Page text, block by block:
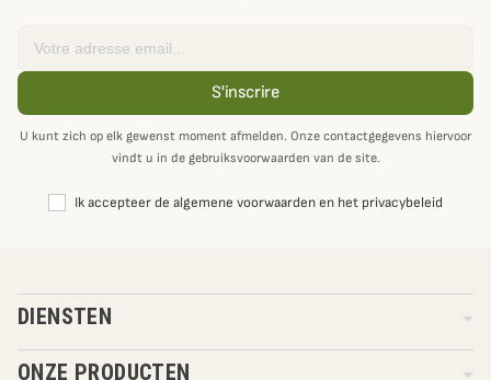
S'inscrire
U kunt zich op elk gewenst moment afmelden. Onze contactgegevens hiervoor
vindt u in de gebruiksvoorwaarden van de site.
Ik accepteer de algemene voorwaarden en het privacybeleid
DIENSTEN
ONZE PRODUCTEN